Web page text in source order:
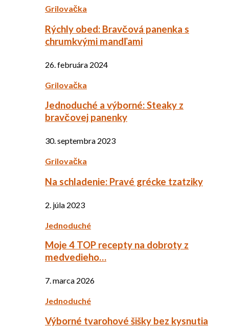
Grilovačka
Rýchly obed: Bravčová panenka s
chrumkvými mandľami
26. februára 2024
Grilovačka
Jednoduché a výborné: Steaky z
bravčovej panenky
30. septembra 2023
Grilovačka
Na schladenie: Pravé grécke tzatziky
2. júla 2023
Jednoduché
Moje 4 TOP recepty na dobroty z
medvedieho…
7. marca 2026
Jednoduché
Výborné tvarohové šišky bez kysnutia